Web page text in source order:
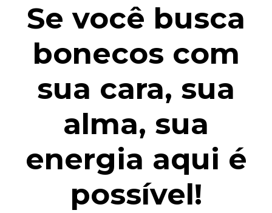
Se você busca
bonecos com
sua cara, sua
alma, sua
energia aqui é
possível!